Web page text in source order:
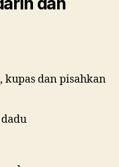
kupas dan pisahkan